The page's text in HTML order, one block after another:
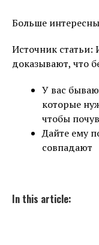
Больше
Источник
доказывают, что
У вас
которые
чтобы
Дайте ему
совпадают
In this article: